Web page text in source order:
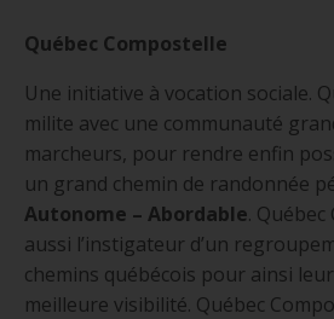
Québec Compostelle
Une initiative à vocation sociale.
milite avec une communauté
marcheurs, pour rendre enfin
un grand chemin de randonnée
Autonome – Abordable.
aussi l’instigateur d’un
chemins québécois pour ainsi
meilleure visibilité. Québec